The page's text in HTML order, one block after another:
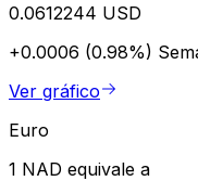
0.0612244 USD
+0.0006 (0.98%)
Ver gráfico
Euro
1 NAD equivale a